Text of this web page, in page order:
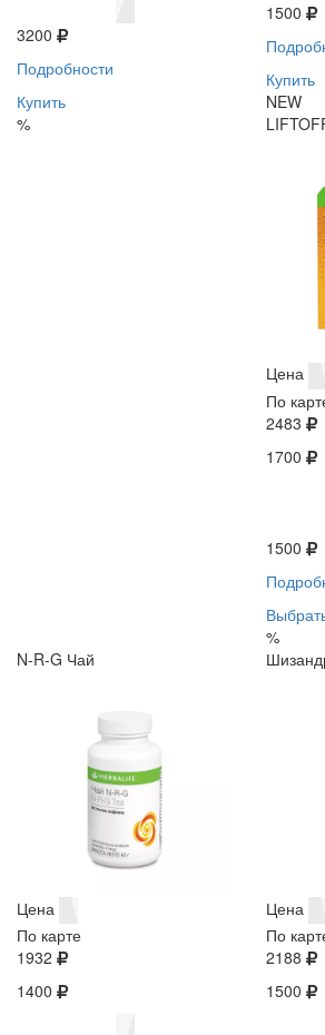
3200
Подробности
Купить
%
1500
Купить
NEW
Цена
По
2483
1700
1500
%
N-R-G Чай
Цена
По карте
1932
1400
Цена
По
2188
1500